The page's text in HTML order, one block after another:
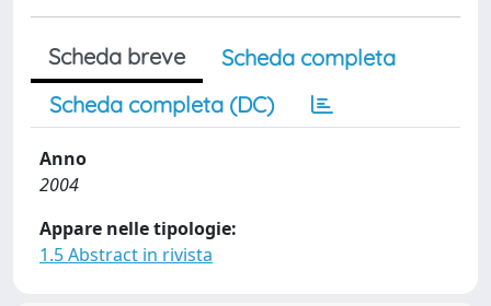
Scheda breve
Scheda completa
Scheda completa (DC)
Anno
2004
Appare nelle tipologie:
1.5 Abstract in rivista